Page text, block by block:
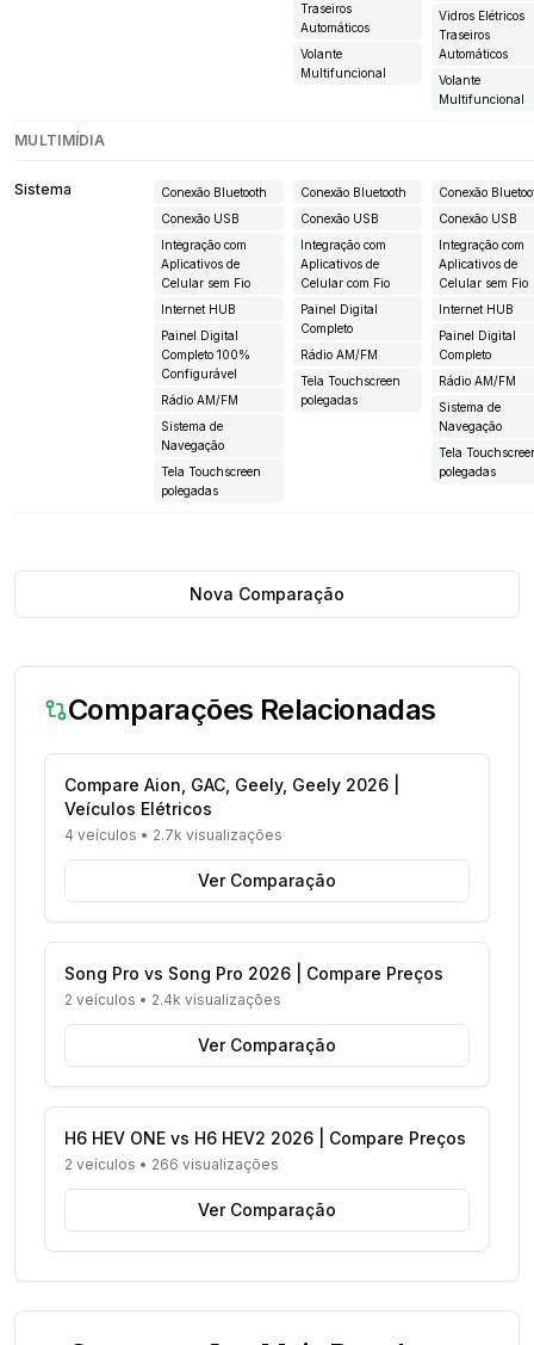
Traseiros
Automáticos
Volante
Multifuncional
Vidros Elétricos
Traseiros
Automáticos
Volante
Multifuncional
MULTIMÍDIA
Sistema
Conexão Bluetooth
Conexão USB
Integração com
Aplicativos de
Celular sem Fio
Internet HUB
Painel Digital
Completo 100%
Configurável
Rádio AM/FM
Sistema de
Navegação
Tela Touchscreen
polegadas
Conexão Bluetooth
Conexão USB
Integração com
Aplicativos de
Celular com Fio
Painel Digital
Completo
Rádio AM/FM
Tela Touchscreen
polegadas
Conexão
Conexão USB
Integração com
Aplicativos de
Celular sem Fio
Internet HUB
Painel Digital
Completo
Rádio AM/FM
Sistema de
Navegação
Tela
polegadas
Nova Comparação
Comparações Relacionadas
Compare Aion, GAC, Geely, Geely 2026 |
Veículos Elétricos
4 veículos • 2.7k visualizações
Ver Comparação
Song Pro vs Song Pro 2026 | Compare Preços
2 veículos • 2.4k visualizações
Ver Comparação
H6 HEV ONE vs H6 HEV2 2026 | Compare Preços
2 veículos • 266 visualizações
Ver Comparação